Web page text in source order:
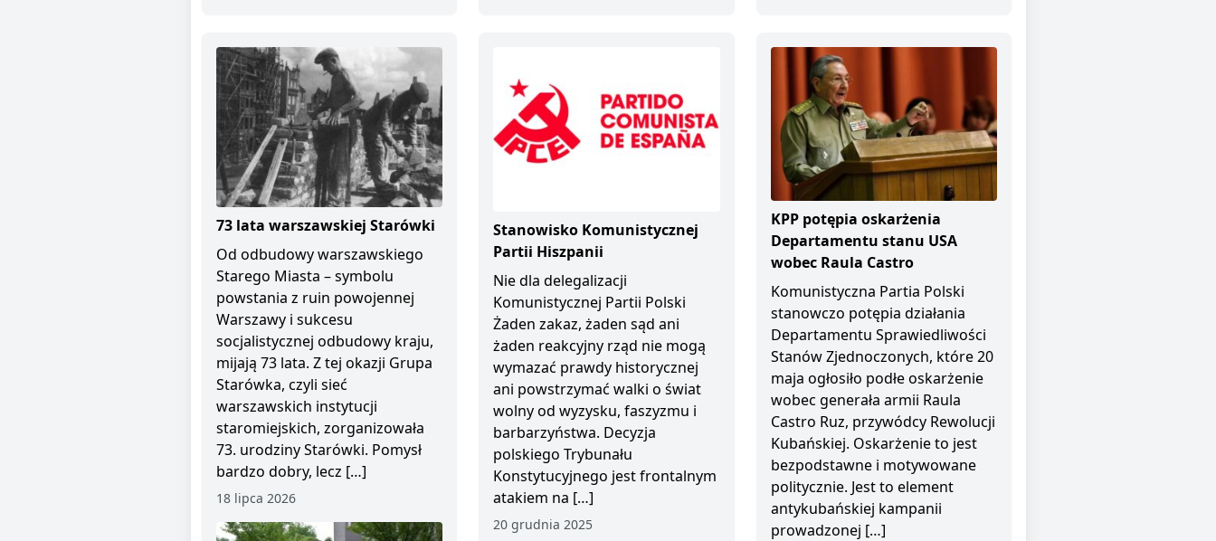
73 lata warszawskiej Starówki
Od odbudowy warszawskiego
Starego Miasta – symbolu
powstania z ruin powojennej
Warszawy i sukcesu
socjalistycznej odbudowy kraju,
mijają 73 lata. Z tej okazji Grupa
Starówka, czyli sieć
warszawskich instytucji
staromiejskich, zorganizowała
73. urodziny Starówki. Pomysł
bardzo dobry, lecz […]
18 lipca 2026
Stanowisko Komunistycznej
Partii Hiszpanii
Nie dla delegalizacji
Komunistycznej Partii Polski
Żaden zakaz, żaden sąd ani
żaden reakcyjny rząd nie mogą
wymazać prawdy historycznej
ani powstrzymać walki o świat
wolny od wyzysku, faszyzmu i
barbarzyństwa. Decyzja
polskiego Trybunału
Konstytucyjnego jest frontalnym
atakiem na […]
20 grudnia 2025
KPP potępia oskarżenia
Departamentu stanu USA
wobec Raula Castro
Komunistyczna Partia Polski
stanowczo potępia działania
Departamentu Sprawiedliwości
Stanów Zjednoczonych, które 20
maja ogłosiło podłe oskarżenie
wobec generała armii Raula
Castro Ruz, przywódcy Rewolucji
Kubańskiej. Oskarżenie to jest
bezpodstawne i motywowane
politycznie. Jest to element
antykubańskiej kampanii
prowadzonej […]